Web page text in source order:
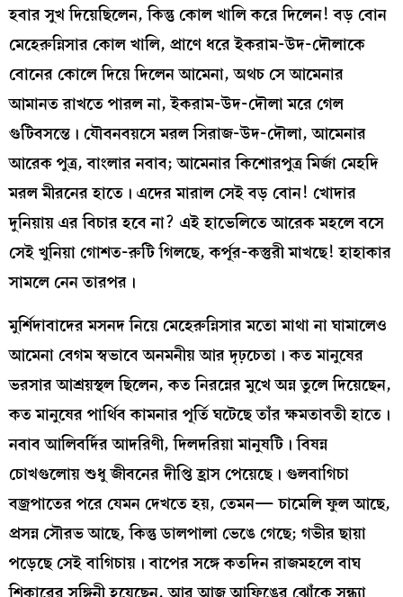
হবার সুখ দিয়েছিলেন, কিন্তু কোল খালি করে দিলেন! বড় বোন
মেহেরুন্নিসার কোল খালি, প্রাণে ধরে ইকরাম-উদ-দৌলাকে
বোনের কোলে দিয়ে দিলেন আমেনা, অথচ সে আমেনার
আমানত রাখতে পারল না, ইকরাম-উদ-দৌলা মরে গেল
গুটিবসন্তে। যৌবনবয়সে মরল সিরাজ-উদ-দৌলা, আমেনার
আরেক পুত্র, বাংলার নবাব; আমেনার কিশোরপুত্র মির্জা মেহদি
মরল মীরনের হাতে। এদের মারাল সেই বড় বোন! খোদার
দুনিয়ায় এর বিচার হবে না? এই হাভেলিতে আরেক মহলে বসে
সেই খুনিয়া গোশত-রুটি গিলছে, কর্পূর-কস্তুরী মাখছে! হাহাকার
সামলে নেন তারপর।
মুর্শিদাবাদের মসনদ নিয়ে মেহেরুন্নিসার মতো মাথা না ঘামালেও
আমেনা বেগম স্বভাবে অনমনীয় আর দৃঢ়চেতা। কত মানুষের
ভরসার আশ্রয়স্থল ছিলেন, কত নিরন্নের মুখে অন্ন তুলে দিয়েছেন,
কত মানুষের পার্থিব কামনার পূর্তি ঘটেছে তাঁর ক্ষমতাবতী হাতে।
নবাব আলিবর্দির আদরিণী, দিলদরিয়া মানুষটি। বিষন্ন
চোখগুলোয় শুধু জীবনের দীপ্তি হ্রাস পেয়েছে। গুলবাগিচা
বজ্রপাতের পরে যেমন দেখতে হয়, তেমন— চামেলি ফুল আছে,
প্রসন্ন সৌরভ আছে, কিন্তু ডালপালা ভেঙে গেছে; গভীর ছায়া
পড়েছে সেই বাগিচায়। বাপের সঙ্গে কতদিন রাজমহলে বাঘ